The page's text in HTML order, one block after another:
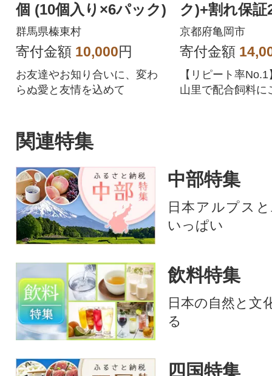
個 (10個入り×6パック)
群馬県榛東村
寄付金額 10,000円
お友達やお知り合いに、変わ
らぬ愛と友情を込めて
ク)+割れ保証
京都府亀岡市
寄付金額
【リピート率
山里で配合飼料に
関連特集
中部特集
日本アルプス
いっぱい
飲料特集
日本の自然と文
る
四国特集